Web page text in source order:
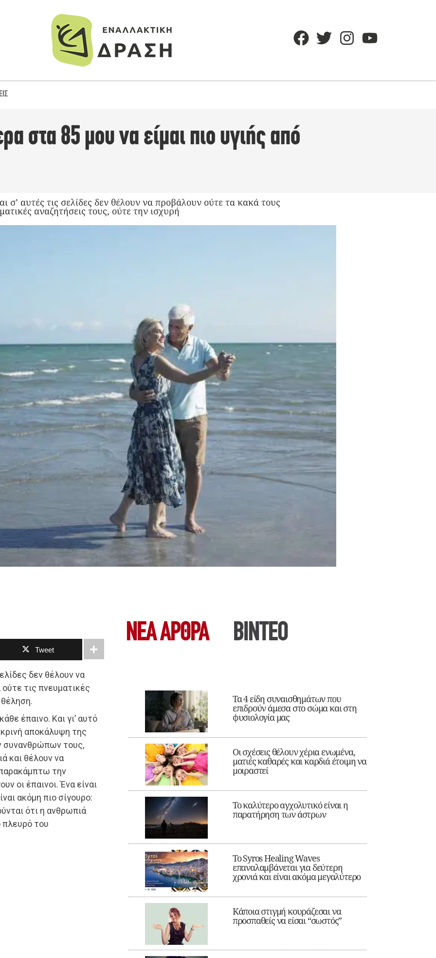
στα 85 μου να είμαι πιο υγιής από
σ’ αυτές τις σελίδες δεν θέλουν να προβάλουν ούτε τα κακά τους
αναζητήσεις τους, ούτε την ισχυρή
Tweet
δεν θέλουν να
τις πνευματικές
έπαινο. Και γι’ αυτό
αποκάλυψη της
συνανθρώπων τους,
και θέλουν να
παρακάμπτω την
οι έπαινοι. Ένα είναι
ακόμη πιο σίγουρο:
ότι η ανθρωπιά
πλευρό του
ΝΕΑ ΆΡΘΡΑ ΒΙΝΤΕΟ
Τα 4 είδη συναισθημάτων που
επιδρούν άμεσα στο σώμα και στη
φυσιολογία μας
Οι σχέσεις θέλουν χέρια ενωμένα,
ματιές καθαρές και καρδιά έτοιμη να
μοιραστεί
Το καλύτερο αγχολυτικό είναι η
παρατήρηση των άστρων
Το Syros Healing Waves
επαναλαμβάνεται για δεύτερη
χρονιά και είναι ακόμα μεγαλύτερο
Κάποια στιγμή κουράζεσαι να
προσπαθείς να είσαι “σωστός”